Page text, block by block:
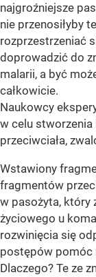
najgroźniejsze
nie przenosiłyby
rozprzestrzeniać
doprowadzić do
malarii, a być
całkowicie.
Naukowcy
w celu
przeciwciała,
Wstawiony
fragmentów
w pasożyta, który
życiowego u
rozwinięcia się
postępów pomóc
Dlaczego? Te ze